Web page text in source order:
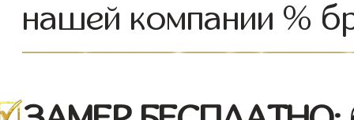
нашей компании %